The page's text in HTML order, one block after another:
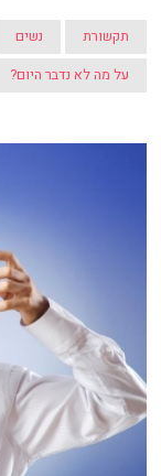
תקשורת נשים
על מה לא נדבר היום?